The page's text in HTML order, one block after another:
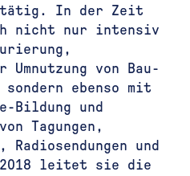
tätig. In der Zeit
nicht nur intensiv
Umnutzung von Bau-
sondern ebenso mit
Bildung und
Tagungen,
und
leitet sie die